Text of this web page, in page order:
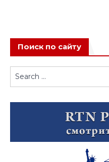
Поиск по сайту
Search
for: